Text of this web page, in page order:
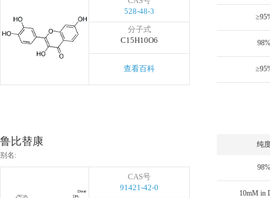
528-48-3
分子式
C15H10O6
查看百科
98%
鲁比替康
别名:
CAS号
91421-42-0
纯
98%
10mM in